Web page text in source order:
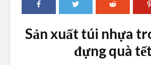
Sản xuất túi nhựa
đựng quà